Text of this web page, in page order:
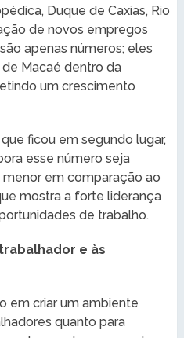
Duque de Caxias, Rio
de novos empregos
apenas números; eles
Macaé dentro da
um crescimento
ficou em segundo lugar,
esse número seja
em comparação ao
mostra a forte liderança
de trabalho.
e às
em criar um ambiente
quanto para